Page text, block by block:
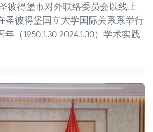
彼得堡市对外联络委员会以线上
圣彼得堡国立大学国际关系系举行
（1950.1.30-2024.1.30）学术实践